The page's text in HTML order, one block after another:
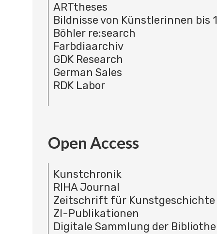
ARTtheses
Bildnisse von Künstlerinnen bis
Böhler re:search
Farbdiaarchiv
GDK Research
German Sales
RDK Labor
Open Access
Kunstchronik
RIHA Journal
Zeitschrift für Kunstgeschichte
ZI-Publikationen
Digitale Sammlung der